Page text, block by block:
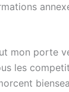
mon porte
les